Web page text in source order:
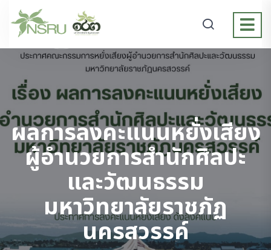
ผลการลงคะแนนหยั่งเสียง
ผู้อำนวยการสำนักศิลปะ
และวัฒนธรรม
มหาวิทยาลัยราชภัฏ
นครสวรรค์